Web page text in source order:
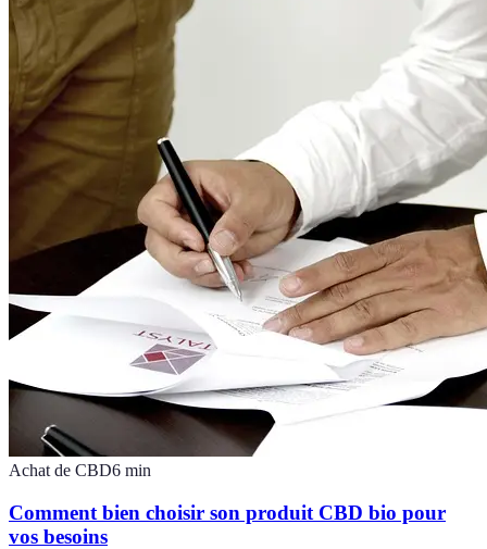
Achat de CBD6 min
Comment bien choisir son produit CBD bio pour
vos besoins